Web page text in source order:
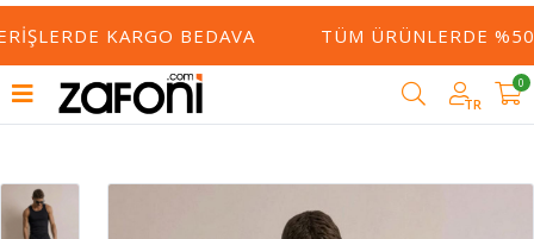
KARGO BEDAVA TÜM ÜRÜNLERDE
TR
0